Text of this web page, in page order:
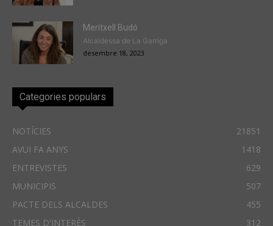
Meritxell Budó
Alcaldessa de La Garriga
desembre 18, 2023
Categories populars
NOTÍCIES
21851
AVUI FA ANYS
1418
ENTREVISTES
629
MUNICIPIS
507
PACTE DELS ALCALDES
455
TEMES D'INTERÈS
312